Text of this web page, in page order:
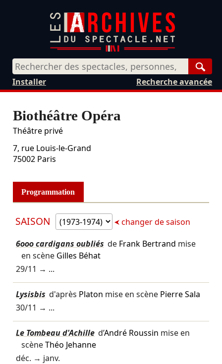
Recherche avancée
Installer
Biothéâtre Opéra
Théâtre privé
7, rue Louis-le-Grand
75002 Paris
Programmation
SAISON changer de saison
6000 cardigans oubliés de Frank Bertrand mise
en scène Gilles Béhat
29/11 → ...
Lysisbis d'après Platon mise en scène Pierre Sala
30/11 → ...
Le Tombeau d'Achille d’André Roussin mise en
scèneThéo Jehanne
déc. → janv.